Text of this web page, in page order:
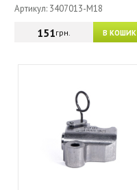
Артикул: 3407013-M18
В КОШИК
151грн.